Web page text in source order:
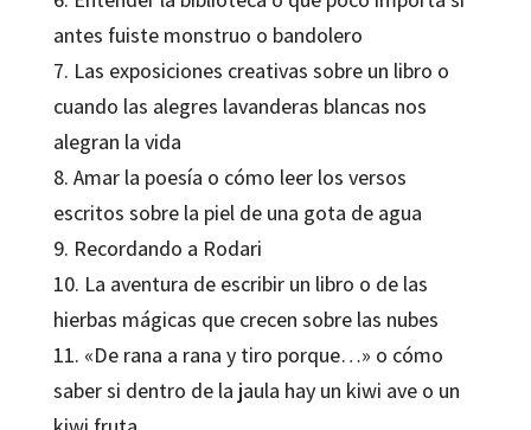
antes fuiste monstruo o bandolero
7. Las exposiciones creativas sobre un libro o
cuando las alegres lavanderas blancas nos
alegran la vida
8. Amar la poesía o cómo leer los versos
escritos sobre la piel de una gota de agua
9. Recordando a Rodari
10. La aventura de escribir un libro o de las
hierbas mágicas que crecen sobre las nubes
11. «De rana a rana y tiro porque…» o cómo
saber si dentro de la jaula hay un kiwi ave o un